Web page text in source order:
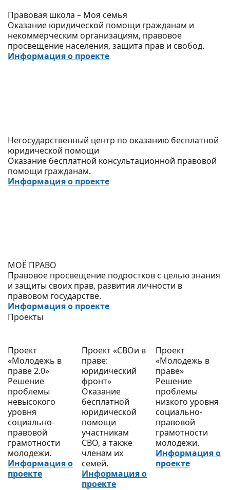
Правовая школа – Моя семья
Оказание юридической помощи гражданам и
некоммерческим организациям, правовое
просвещение населения, защита прав и свобод.
Информация о проекте
Негосударственный центр по оказанию бесплатной
юридической помощи
Оказание бесплатной консультационной правовой
помощи гражданам.
Информация о проекте
МОЁ ПРАВО
Правовое просвещение подростков с целью знания
и защиты своих прав, развития личности в
правовом государстве.
Информация о проекте
Проекты
Проект
«Молодежь в
праве 2.0»
Решение
проблемы
невысокого
уровня
социально-
правовой
грамотности
молодежи.
Информация о
проекте
Проект «СВОи в
праве:
юридический
фронт»
Оказание
бесплатной
юридической
помощи
участникам
СВО, а также
членам их
семей.
Информация о
проекте
Проект
«Молодежь в
праве»
Решение
проблемы
низкого уровня
социально-
правовой
грамотности
молодежи.
Информация о
проекте